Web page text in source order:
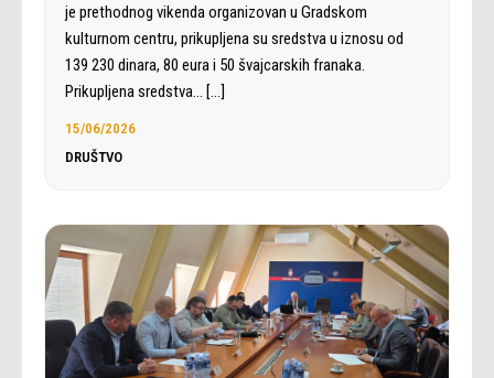
je prethodnog vikenda organizovan u Gradskom
kulturnom centru, prikupljena su sredstva u iznosu od
139 230 dinara, 80 eura i 50 švajcarskih franaka.
Prikupljena sredstva… […]
15/06/2026
DRUŠTVO